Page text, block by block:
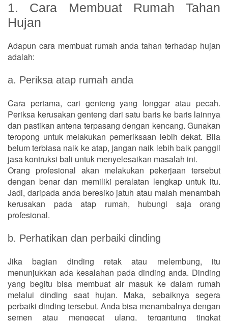
1. Cara Membuat Rumah Tahan
Hujan
Adapun cara membuat rumah anda tahan terhadap hujan
adalah:
a. Periksa atap rumah anda
Cara pertama, cari genteng yang longgar atau pecah.
Periksa kerusakan genteng dari satu baris ke baris lainnya
dan pastikan antena terpasang dengan kencang. Gunakan
teropong untuk melakukan pemeriksaan lebih dekat. Bila
belum terbiasa naik ke atap, jangan naik lebih baik panggil
jasa kontruksi bali untuk menyelesaikan masalah ini.
Orang profesional akan melakukan pekerjaan tersebut
dengan benar dan memiliki peralatan lengkap untuk itu.
Jadi, daripada anda beresiko jatuh atau malah menambah
kerusakan pada atap rumah, hubungi saja orang
profesional.
b. Perhatikan dan perbaiki dinding
Jika bagian dinding retak atau melembung, itu
menunjukkan ada kesalahan pada dinding anda. Dinding
yang begitu bisa membuat air masuk ke dalam rumah
melalui dinding saat hujan. Maka, sebaiknya segera
perbaiki dinding tersebut. Anda bisa menambalnya dengan
semen atau mengecat ulang, tergantung tingkat